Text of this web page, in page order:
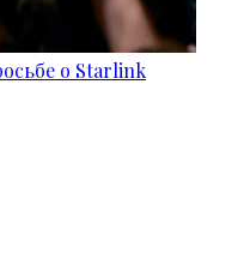
о Starlink